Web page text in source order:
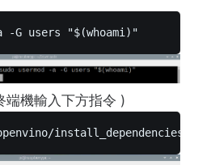
-G users "$(whoami)"
機輸入下方指令 )
install_dependencies/